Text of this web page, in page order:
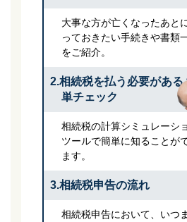
大事な方が亡くなったあと
っておきたい手続きや書類
をご紹介。
2.相続税を払う必要がある
単チェック
相続税の計算シミュレーシ
ツールで簡単に知ることが
ます。
3.相続税申告の流れ
相続税申告において、いつ